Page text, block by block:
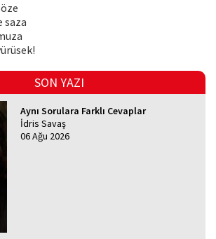
saza
SON YAZI
Aynı Sorulara Farklı Cevaplar
İdris Savaş
06 Ağu 2026